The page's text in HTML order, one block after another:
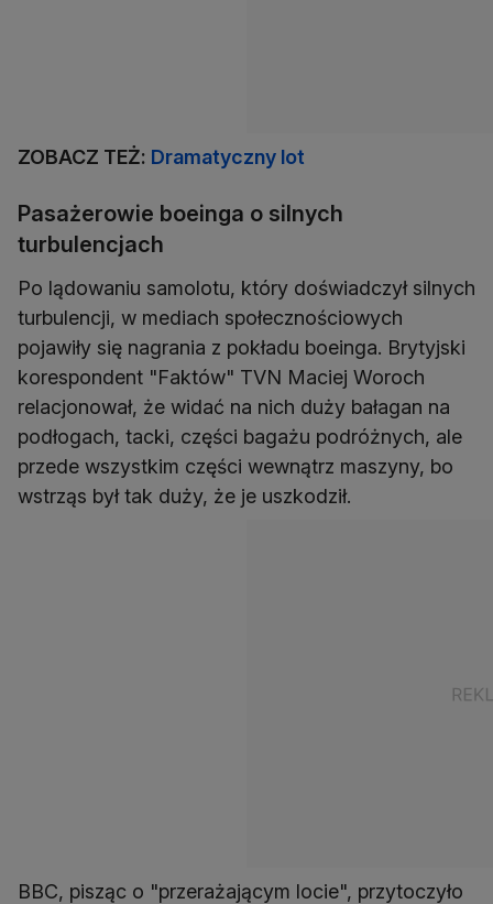
ZOBACZ TEŻ: Dramatyczny lot
Pasażerowie boeinga o silnych
turbulencjach
Po lądowaniu samolotu, który doświadczył silnych
turbulencji, w mediach społecznościowych
pojawiły się nagrania z pokładu boeinga. Brytyjski
korespondent "Faktów" TVN Maciej Woroch
relacjonował, że widać na nich duży bałagan na
podłogach, tacki, części bagażu podróżnych, ale
przede wszystkim części wewnątrz maszyny, bo
wstrząs był tak duży, że je uszkodził.
BBC, pisząc o "przerażającym locie", przytoczyło